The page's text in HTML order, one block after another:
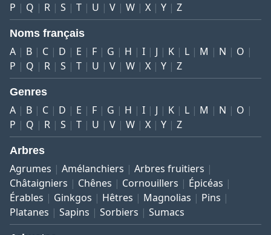
P
Q R S T U V W X Y Z
Noms français
A B C D E F G H I J K L M N
O
P
Q R S T U V W X Y Z
Genres
A B C D E F G H I J K L M N
O
P
Q R S T U V W X Y Z
Arbres
Agrumes Amélanchiers
Arbres fruitiers
Châtaigniers
Chênes Cornouillers
Épicéas
Érables
Ginkgos Hêtres Magnolias
Pins
Platanes
Sapins Sorbiers Sumacs